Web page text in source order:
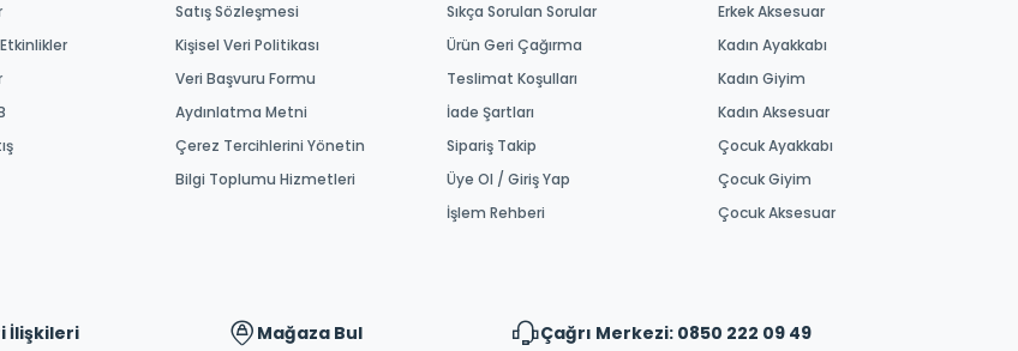
Satış Sözleşmesi
Kişisel Veri Politikası
Veri Başvuru Formu
Aydınlatma Metni
Çerez Tercihlerini Yönetin
Bilgi Toplumu Hizmetleri
Sıkça Sorulan Sorular
Ürün Geri Çağırma
Teslimat Koşulları
İade Şartları
Sipariş Takip
Üye Ol / Giriş Yap
İşlem Rehberi
Erkek Aksesuar
Kadın Ayakkabı
Kadın Giyim
Kadın Aksesuar
Çocuk Ayakkabı
Çocuk Giyim
Çocuk Aksesuar
İlişkileri Mağaza Bul Çağrı Merkezi: 0850 222 09 49